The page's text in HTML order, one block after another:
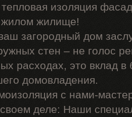
изоляция
жилище!
загородный дом
стен – не голос
расходах, это вклад в
домовладения.
с нами-
деле: Наши